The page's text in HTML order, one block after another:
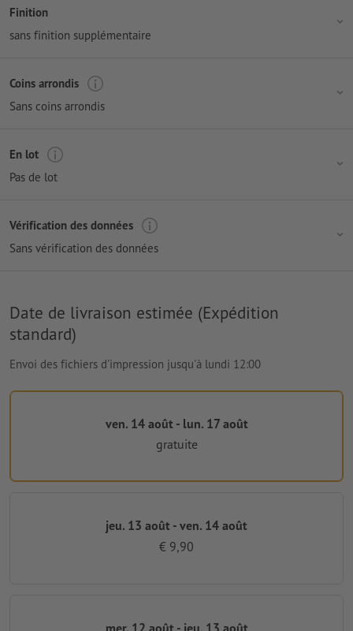
Finition
sans finition supplémentaire
Coins arrondis
Sans coins arrondis
En lot
Pas de lot
Vérification des données
Sans vérification des données
Date de livraison estimée (Expédition
standard)
Envoi des fichiers d'impression jusqu'à lundi 12:00
ven. 14 août - lun. 17 août
gratuite
jeu. 13 août - ven. 14 août
€ 9,90
mer. 12 août - jeu. 13 août